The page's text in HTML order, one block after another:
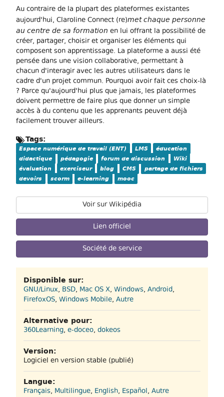
Au contraire de la plupart des plateformes existantes
aujourd'hui, Claroline Connect (re)met chaque personne
au centre de sa formation en lui offrant la possibilité de
créer, partager, choisir et organiser les éléments qui
composent son apprentissage. La plateforme a aussi été
pensée dans une vision collaborative, permettant à
chacun d'interagir avec les autres utilisateurs dans le
cadre d'un projet commun. Pourquoi avoir fait ces choix-là
? Parce qu'aujourd'hui plus que jamais, les plateformes
doivent permettre de faire plus que donner un simple
accès à du contenu que les apprenants peuvent déjà
facilement trouver ailleurs.
Tags:
Espace numérique de travail (ENT) LMS
éducation
didactique
pédagogie forum de discussion
Wiki
évaluation
exerciseur blog CMS
partage de fichiers
devoirs
scorm e-learning mooc
Voir sur Wikipédia
Lien officiel
Société de service
Disponible sur:
GNU/Linux, BSD, Mac OS X, Windows, Android,
FirefoxOS, Windows Mobile, Autre
Alternative pour:
360Learning, e-doceo, dokeos
Version:
Logiciel en version stable (publié)
Langue:
Français, Multilingue, English, Español, Autre